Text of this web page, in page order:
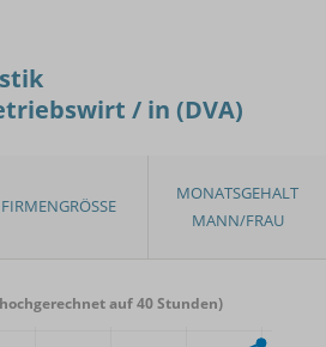
/ in (DVA)
auf 40 Stunden)